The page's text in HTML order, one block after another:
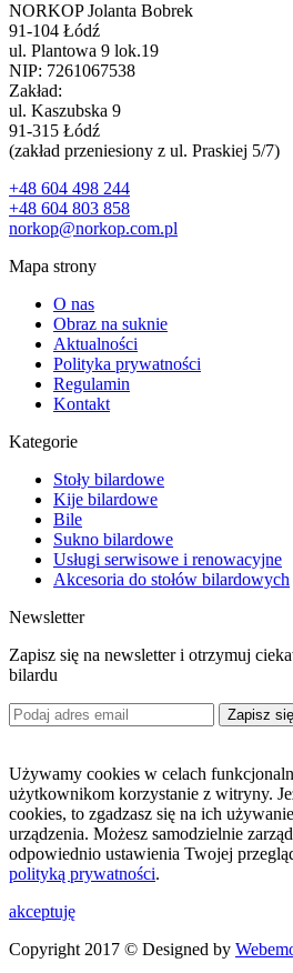
NORKOP Jolanta Bobrek
91-104 Łódź
ul. Plantowa 9 lok.19
NIP: 7261067538
Zakład:
ul. Kaszubska 9
91-315 Łódź
(zakład przeniesiony z ul. Praskiej 5/7)
+48 604 498 244
+48 604 803 858
norkop@norkop.com.pl
Mapa strony
O nas
Obraz na suknie
Aktualności
Polityka prywatności
Regulamin
Kontakt
Kategorie
Stoły bilardowe
Kije bilardowe
Bile
Sukno bilardowe
Usługi serwisowe i renowacyjne
Akcesoria do stołów bilardowych
Newsletter
Zapisz się na newsletter i otrzymuj
bilardu
Zapisz się
Używamy cookies w celach
użytkownikom korzystanie z witryny.
cookies, to zgadzasz się na ich
urządzenia. Możesz samodzielnie
odpowiednio ustawienia Twojej
polityką prywatności.
akceptuję
Copyright 2017 © Designed by